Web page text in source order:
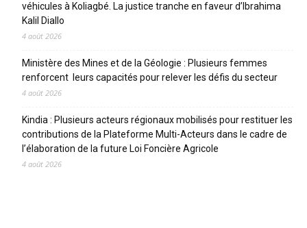
véhicules à Koliagbé. La justice tranche en faveur d’Ibrahima
Kalil Diallo
4 août 2026
Ministère des Mines et de la Géologie : Plusieurs femmes
renforcent leurs capacités pour relever les défis du secteur
4 août 2026
Kindia : Plusieurs acteurs régionaux mobilisés pour restituer les
contributions de la Plateforme Multi-Acteurs dans le cadre de
l’élaboration de la future Loi Foncière Agricole
4 août 2026